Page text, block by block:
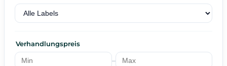
Verhandlungspreis
–